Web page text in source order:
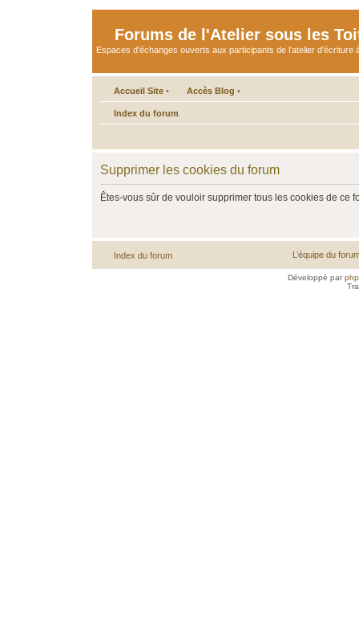
Forums de l'Atelier sous les
Espaces d'échanges ouverts aux participants de l'atelier d'écriture
Accueil Site • Accès Blog •
Index du forum
Supprimer les cookies du forum
Êtes-vous sûr de vouloir supprimer tous les cookies de ce
Index du forum L’équipe du
Développé par